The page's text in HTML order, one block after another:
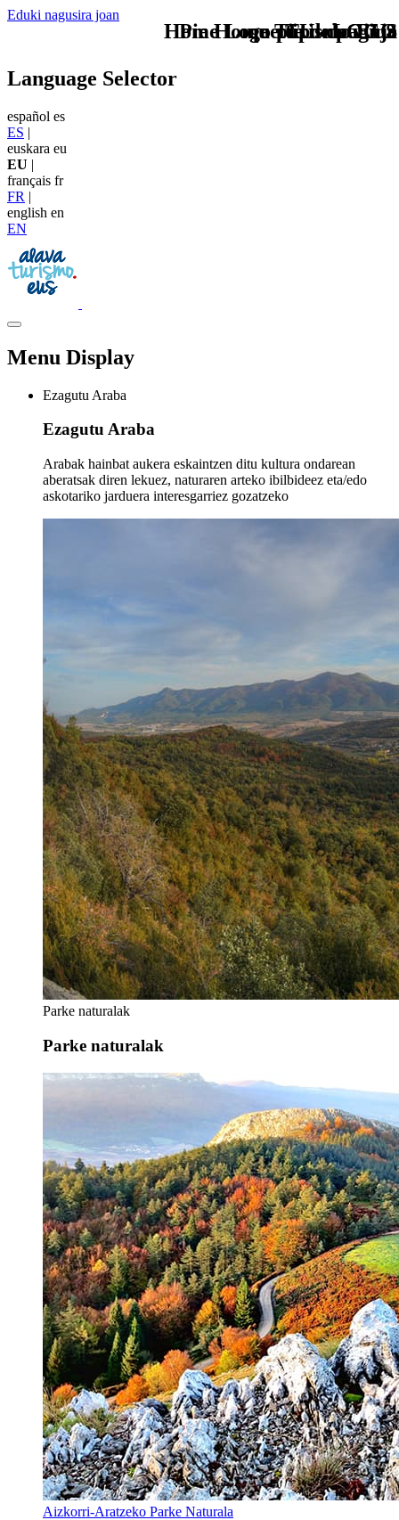
Eduki nagusira joan
TU - LOGO
Language Selector
español es
ES |
euskara eu
EU |
français fr
FR |
english en
EN
Menu Display
Ezagutu Araba
Ezagutu Araba
Arabak hainbat aukera eskaintzen ditu kultura ondarean
aberatsak diren lekuez, naturaren arteko ibilbideez eta/edo
askotariko jarduera interesgarriez gozatzeko
Parke naturalak
Parke naturalak
Aizkorri-Aratzeko Parke Naturala
que tipo de viaje
Home Logo pie de página
Pie Home Turismo EUS